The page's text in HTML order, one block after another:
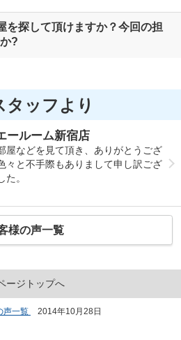
を探して頂けますか？今回の担
?
タッフより
ールーム新宿店
屋などを見て頂き、ありがとうござ
々と不手際もありまして申し訳ござ
た。
様の声一覧
ージトップへ
声一覧 2014年10月28日